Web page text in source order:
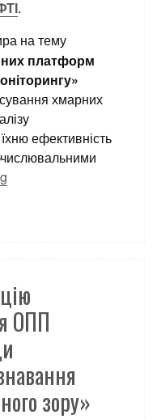
.
на тему
платформ
хмарних
ефективність
ОПП
зору»